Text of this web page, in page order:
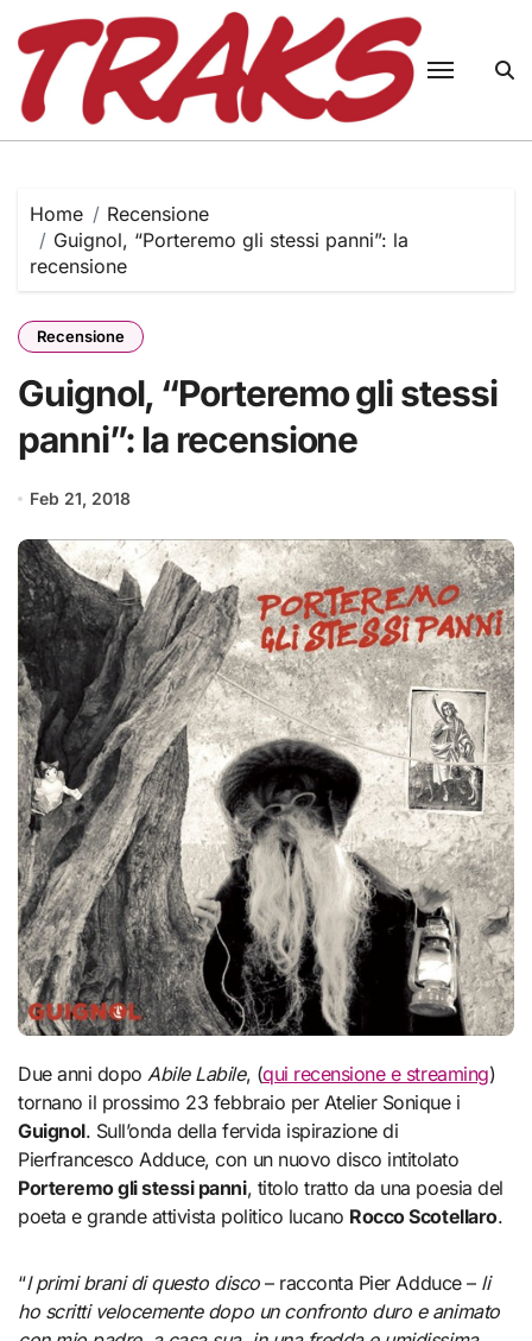
content
Home
Recensione
Guignol, “Porteremo gli stessi panni”: la
recensione
Recensione
Guignol, “Porteremo gli stessi
panni”: la recensione
Feb 21, 2018
Due anni dopoAbile Labile, (qui recensione e streaming)
tornano il prossimo 23 febbraio per Atelier Sonique i
Guignol. Sull’onda della fervida ispirazione di
Pierfrancesco Adduce, con un nuovo disco intitolato
Porteremo gli stessi panni, titolo tratto da una poesia del
poeta e grande attivista politico lucano Rocco Scotellaro.
“I primi brani di questo disco– racconta Pier Adduce – li
ho scritti velocemente dopo un confronto duro e animato